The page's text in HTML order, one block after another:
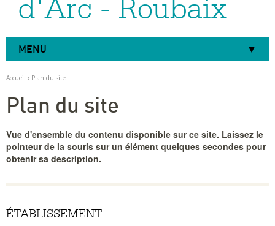
MENU
Accueil › Plan du site
Plan du site
Vue d'ensemble du contenu disponible sur ce site. Laissez le
pointeur de la souris sur un élément quelques secondes pour
obtenir sa description.
ÉTABLISSEMENT